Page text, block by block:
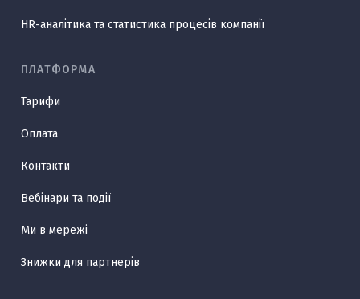
HR-аналітика та статистика процесів компанії
ПЛАТФОРМА
Тарифи
Оплата
Контакти
Вебінари та події
Ми в мережі
Знижки для партнерів